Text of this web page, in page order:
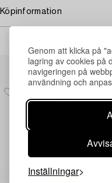
Genom att klicka på
lagring av cookies på
navigeringen på
användning och
Inställningar
Köpinformation
Andra